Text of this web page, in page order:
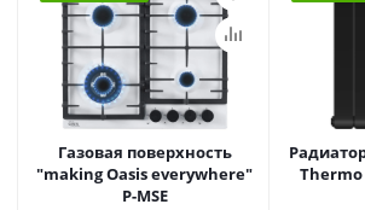
Газовая поверхность
"making Oasis everywhere"
P-MSE